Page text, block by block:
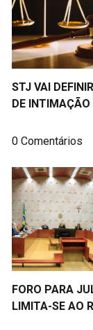
STJ VAI
DE
0 Comentários
FORO PARA
LIMITA-SE AO